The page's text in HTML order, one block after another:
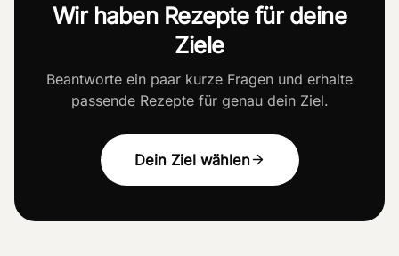
Wir haben Rezepte für deine
Ziele
Beantworte ein paar kurze Fragen und erhalte
passende Rezepte für genau dein Ziel.
Dein Ziel wählen